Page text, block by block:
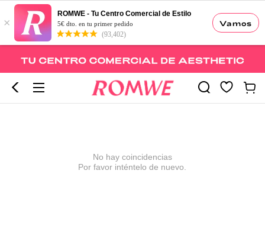
Vamos
×
ROMWE - Tu Centro Comercial de Estilo
5€ dto. en tu primer pedido
(93,402)
No hay coincidencias
Por favor inténtelo de nuevo.